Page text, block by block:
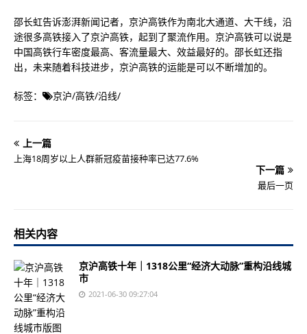
邵长虹告诉澎湃新闻记者，京沪高铁作为南北大通道、大干线，沿
途很多高铁接入了京沪高铁，起到了聚流作用。京沪高铁可以说是
中国高铁行车密度最高、客流量最大、效益最好的。邵长虹还指
出，未来随着科技进步，京沪高铁的运能是可以不断增加的。
标签： 京沪/高铁/沿线/
上一篇
上海18周岁以上人群新冠疫苗接种率已达77.6%
下一篇
最后一页
相关内容
京沪高铁十年｜1318公里“经济大动脉”重构沿线城
市
2021-06-30 09:27:04